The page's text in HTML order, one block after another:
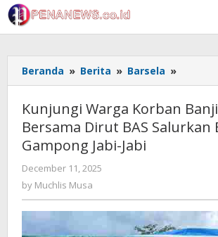
Skip
to
content
Beranda » Berita » Barsela »
Warga
Banjir,
Mualem
Kunjungi Warga Korban
Bersama Dirut BAS Salurkan
Gampong Jabi-Jabi
December 11, 2025
by Muchlis Musa